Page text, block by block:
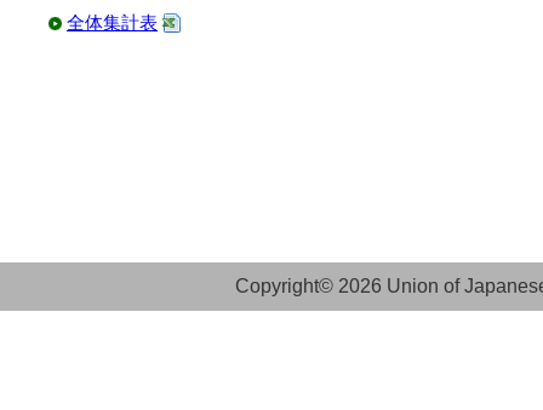
全体集計表
Copyright© 2026 Union of